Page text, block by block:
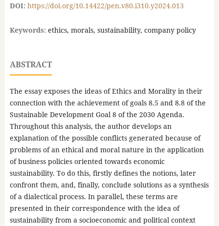
DOI: https://doi.org/10.14422/pen.v80.i310.y2024.013
Keywords: ethics, morals, sustainability, company policy
ABSTRACT
The essay exposes the ideas of Ethics and Morality in their
connection with the achievement of goals 8.5 and 8.8 of the
Sustainable Development Goal 8 of the 2030 Agenda.
Throughout this analysis, the author develops an
explanation of the possible conflicts generated because of
problems of an ethical and moral nature in the application
of business policies oriented towards economic
sustainability. To do this, firstly defines the notions, later
confront them, and, finally, conclude solutions as a synthesis
of a dialectical process. In parallel, these terms are
presented in their correspondence with the idea of
sustainability from a socioeconomic and political context